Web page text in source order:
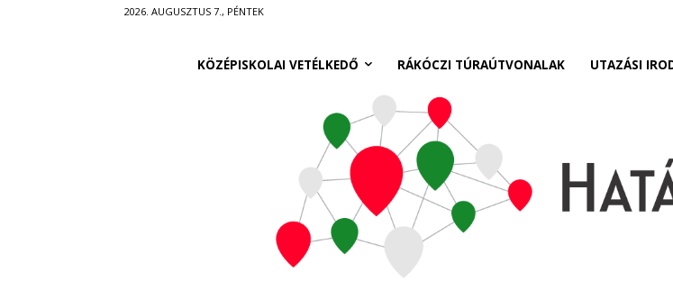
2026. AUGUSZTUS 7., PÉNTEK
KÖZÉPISKOLAI VETÉLKEDŐ RÁKÓCZI TÚRAÚTVONALAK UTAZÁSI